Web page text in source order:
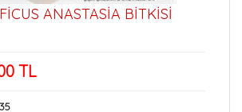
ANASTASİA BİTKİSİ
TL